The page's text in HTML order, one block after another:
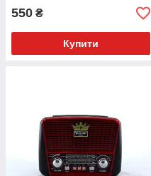
550 ₴
Купити